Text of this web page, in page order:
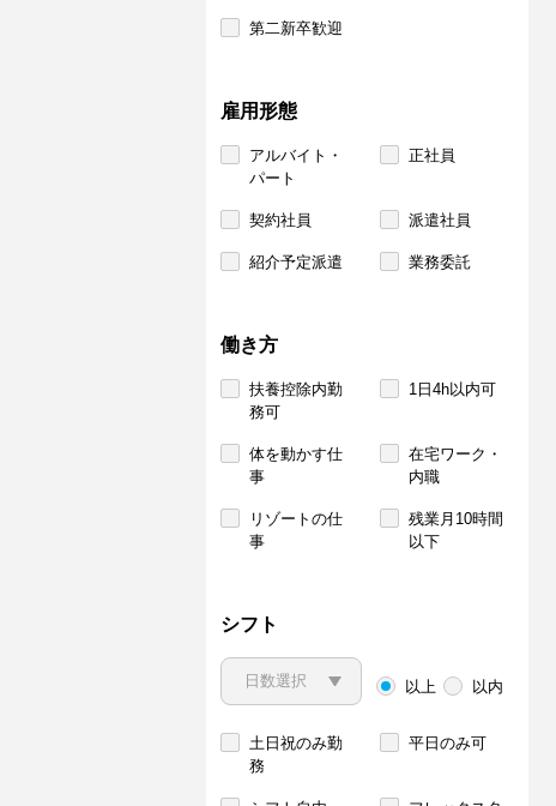
第二新卒歓迎
雇用形態
アルバイト・
パート
正社員
契約社員 派遣社員
紹介予定派遣 業務委託
働き方
扶養控除内勤
務可
1日4h以内可
体を動かす仕
事
在宅ワーク・
内職
リゾートの仕
事
残業月10時間
以下
シフト
以上 以内
土日祝のみ勤
務
平日のみ可